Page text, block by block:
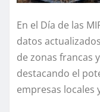
En el Día de las
datos
de zonas francas
destacando el
empresas locales